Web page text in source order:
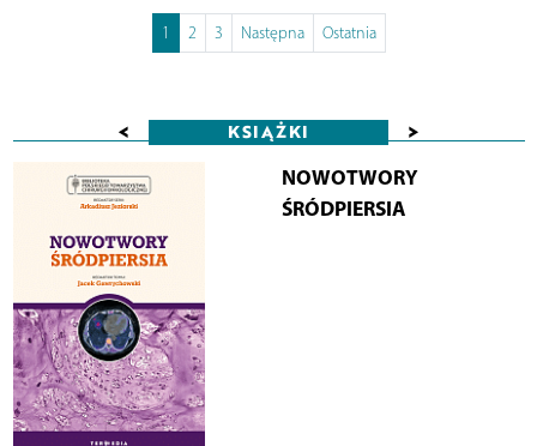
1 2 3 Następna Ostatnia
< KSIĄŻKI >
NOWOTWORY
ŚRÓDPIERSIA